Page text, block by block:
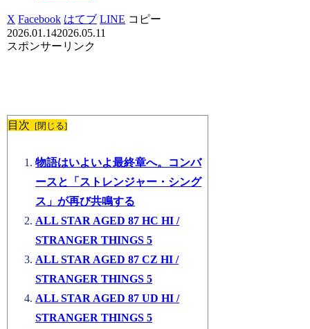
X Facebook はてブ LINE コピー
2026.01.142026.05.11
スポンサーリンク
目次
物語はいよいよ最終章へ。コンバ
ースと「ストレンジャー・シング
ス」が再び共鳴する
ALL STAR AGED 87 HC HI /
STRANGER THINGS 5
ALL STAR AGED 87 CZ HI /
STRANGER THINGS 5
ALL STAR AGED 87 UD HI /
STRANGER THINGS 5